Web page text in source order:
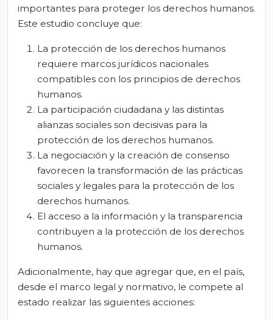
importantes para proteger los derechos humanos.
Este estudio concluye que:
La protección de los derechos humanos
requiere marcos jurídicos nacionales
compatibles con los principios de derechos
humanos.
La participación ciudadana y las distintas
alianzas sociales son decisivas para la
protección de los derechos humanos.
La negociación y la creación de consenso
favorecen la transformación de las prácticas
sociales y legales para la protección de los
derechos humanos.
El acceso a la información y la transparencia
contribuyen a la protección de los derechos
humanos.
Adicionalmente, hay que agregar que, en el país,
desde el marco legal y normativo, le compete al
estado realizar las siguientes acciones: